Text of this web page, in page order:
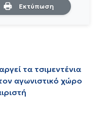
Εκτύπωση
τα τσιμεντένια
αγωνιστικό χώρο